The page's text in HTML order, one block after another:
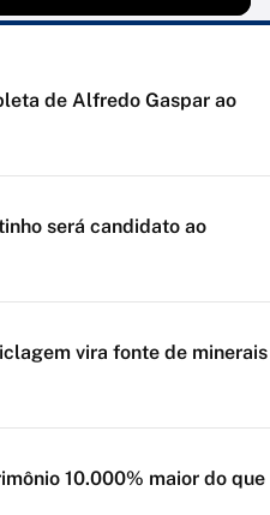
de Alfredo Gaspar ao
será candidato ao
vira fonte de minerais
10.000% maior do que